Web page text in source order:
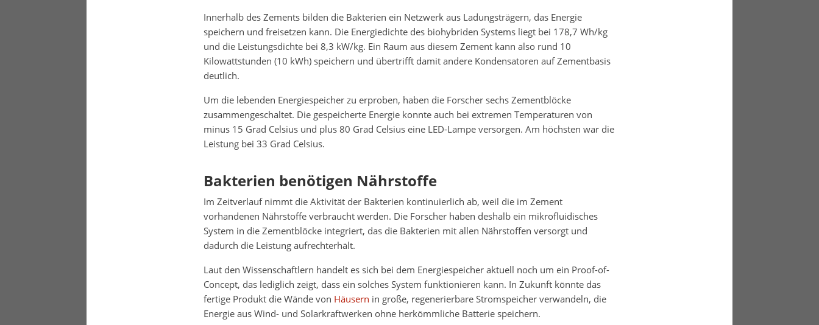
Innerhalb des Zements bilden die Bakterien ein Netzwerk aus Ladungsträgern, das Energie
speichern und freisetzen kann. Die Energiedichte des biohybriden Systems liegt bei 178,7 Wh/kg
und die Leistungsdichte bei 8,3 kW/kg. Ein Raum aus diesem Zement kann also rund 10
Kilowattstunden (10 kWh) speichern und übertrifft damit andere Kondensatoren auf Zementbasis
deutlich.
Um die lebenden Energiespeicher zu erproben, haben die Forscher sechs Zementblöcke
zusammengeschaltet. Die gespeicherte Energie konnte auch bei extremen Temperaturen von
minus 15 Grad Celsius und plus 80 Grad Celsius eine LED-Lampe versorgen. Am höchsten war die
Leistung bei 33 Grad Celsius.
Bakterien benötigen Nährstoffe
Im Zeitverlauf nimmt die Aktivität der Bakterien kontinuierlich ab, weil die im Zement
vorhandenen Nährstoffe verbraucht werden. Die Forscher haben deshalb ein mikrofluidisches
System in die Zementblöcke integriert, das die Bakterien mit allen Nährstoffen versorgt und
dadurch die Leistung aufrechterhält.
Laut den Wissenschaftlern handelt es sich bei dem Energiespeicher aktuell noch um ein Proof-of-
Concept, das lediglich zeigt, dass ein solches System funktionieren kann. In Zukunft könnte das
fertige Produkt die Wände von Häusern in große, regenerierbare Stromspeicher verwandeln, die
Energie aus Wind- und Solarkraftwerken ohne herkömmliche Batterie speichern.